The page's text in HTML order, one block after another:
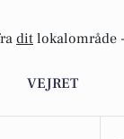
dit lokalområde -
VEJRET